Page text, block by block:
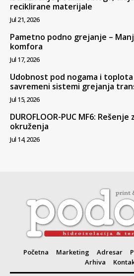
reciklirane materijale
Jul 21, 2026
Pametno podno grejanje –
komfora
Jul 17, 2026
Udobnost pod nogama i toplota
savremeni sistemi grejanja
Jul 15, 2026
DUROFLOOR-PUC MF6:
okruženja
Jul 14, 2026
Početna Marketing Adresar
Arhiva